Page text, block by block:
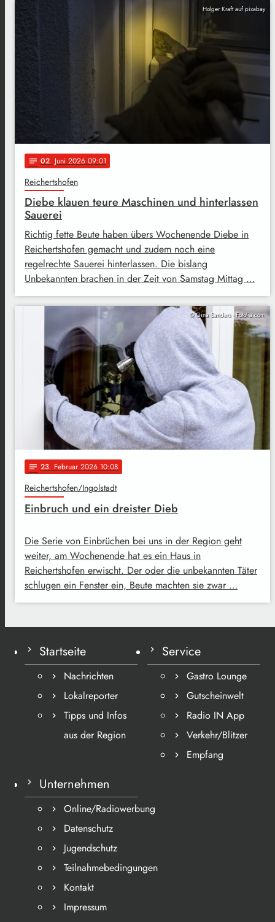
Holger Kraft auf pixabay
notes 02. Juni 2026 09:01
Reichertshofen
Diebe klauen teure Maschinen und hinterlassen
Sauerei
Richtig fette Beute haben übers Wochenende Diebe in
Reichertshofen gemacht und zudem noch eine
regelrechte Sauerei hinterlassen. Die bislang
Unbekannten brachen in der Zeit von Samstag Mittag …
© Gina Sanders - Fotolia.com
notes 23. Februar 2026 10:08
Reichertshofen/Ingolstadt
Einbruch und ein dreister Dieb
Die Serie von Einbrüchen bei uns in der Region geht
weiter, am Wochenende hat es ein Haus in
Reichertshofen erwischt. Der oder die unbekannten Täter
schlugen ein Fenster ein, Beute machten sie zwar …
Startseite
Nachrichten
Lokalreporter
Tipps und Infos
aus der Region
Service
Gastro Lounge
Gutscheinwelt
Radio IN App
Verkehr/Blitzer
Empfang
Unternehmen
Online/Radiowerbung
Datenschutz
Jugendschutz
Teilnahmebedingungen
Kontakt
Impressum